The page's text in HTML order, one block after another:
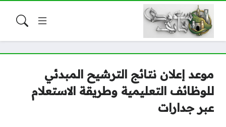
موعد إعلان نتائج الترشيح المبدئي
للوظائف التعليمية وطريقة الاستعلام
عبر جدارات